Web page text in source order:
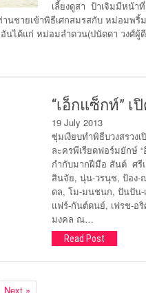
เลี้ยงดูสา ป้าเจิมมีหน้า
านชายเข้าพิธีเศกสมรสกับ หม่อมพ
ได้แก่ หม่อมลำดวน(ปนัดดา วงศ์ผู้
“เอ็กแซ็กท์” เ
19 July 2013
ซุ่มเงียบทำพิธีบวงสรวง
ละครพีเรียดฟอร์มยักษ์
กำกับมากฝีมือ สันต์ ศ
สินจัย, นุ่น-วรนุช, ป้อง
ดล, โม-มนชนก, ปันปัน-
แฟร์-กันต์ดนย์, เฟรช-อริ
มงคล ณ…
Read Post
Next »